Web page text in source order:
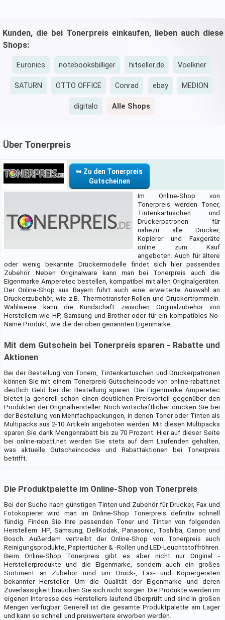
Kunden, die bei Tonerpreis einkaufen, lieben auch diese
Shops:
Euronics notebooksbilliger hitseller.de Voelkner
SATURN OTTO OFFICE Conrad ebay MEDION
digitalo Alle Shops
Über Tonerpreis
➥ Zu den Tonerpreis
Gutscheinen
Im Online-Shop von
Tonerpreis werden Toner,
Tintenkartuschen und
Druckerpatronen für
nahezu alle Drucker,
Kopierer und Faxgeräte
online zum Kauf
angeboten. Auch für ältere
oder wenig bekannte Druckermodelle findet sich hier passendes
Zubehör. Neben Originalware kann man bei Tonerpreis auch die
Eigenmarke Amperetec bestellen, kompatibel mit allen Originalgeräten.
Der Online-Shop aus Bayern führt auch eine erweiterte Auswahl an
Druckerzubehör, wie z.B. Thermotransfer-Rollen und Druckertrommeln.
Wahlweise kann die Kundschaft zwischen Originalzubehör von
Herstellern wie HP, Samsung und Brother oder für ein kompatibles No-
Name Produkt, wie die der oben genannten Eigenmarke.
Mit dem Gutschein bei Tonerpreis sparen - Rabatte und
Aktionen
Bei der Bestellung von Tonern, Tintenkartuschen und Druckerpatronen
können Sie mit einem Tonerpreis-Gutscheincode von online-rabatt.net
deutlich Geld bei der Bestellung sparen. Die Eigenmarke Amperetec
bietet ja generell schon einen deutlichen Preisvorteil gegenüber den
Produkten der Originalhersteller. Noch wirtschaftlicher drucken Sie bei
der Bestellung von Mehrfachpackungen, in denen Toner oder Tinten als
Multipacks aus 2-10 Artikeln angeboten werden. Mit diesen Multipacks
sparen Sie dank Mengenrabatt bis zu 70 Prozent. Hier auf dieser Seite
bei online-rabatt.net werden Sie stets auf dem Laufenden gehalten,
was aktuelle Gutscheincodes und Rabattaktionen bei Tonerpreis
betrifft.
Die Produktpalette im Online-Shop von Tonerpreis
Bei der Suche nach günstigen Tinten und Zubehör für Drucker, Fax und
Fotokopierer wird man im Online-Shop Tonerpreis definitiv schnell
fündig. Finden Sie Ihre passenden Toner und Tinten von folgenden
Herstellern: HP, Samsung, DellKodak, Panasonic, Toshiba, Canon und
Bosch. Außerdem vertreibt der Online-Shop von Tonerpreis auch
Reinigungsprodukte, Papiertücher & -Rollen und LED-Leuchtstoffröhren.
Beim Online-Shop Tonerpreis gibt es aber nicht nur Original -
Herstellerprodukte und die Eigenmarke, sondern auch ein großes
Sortiment an Zubehör rund um Druck-, Fax- und Kopiergeräten
bekannter Hersteller. Um die Qualität der Eigenmarke und deren
Zuverlässigkeit brauchen Sie sich nicht sorgen. Die Produkte werden im
eigenen Interesse des Herstellers laufend überprüft und sind in großen
Mengen verfügbar. Generell ist die gesamte Produktpalette am Lager
und kann so schnell und preiswertere erworben werden.